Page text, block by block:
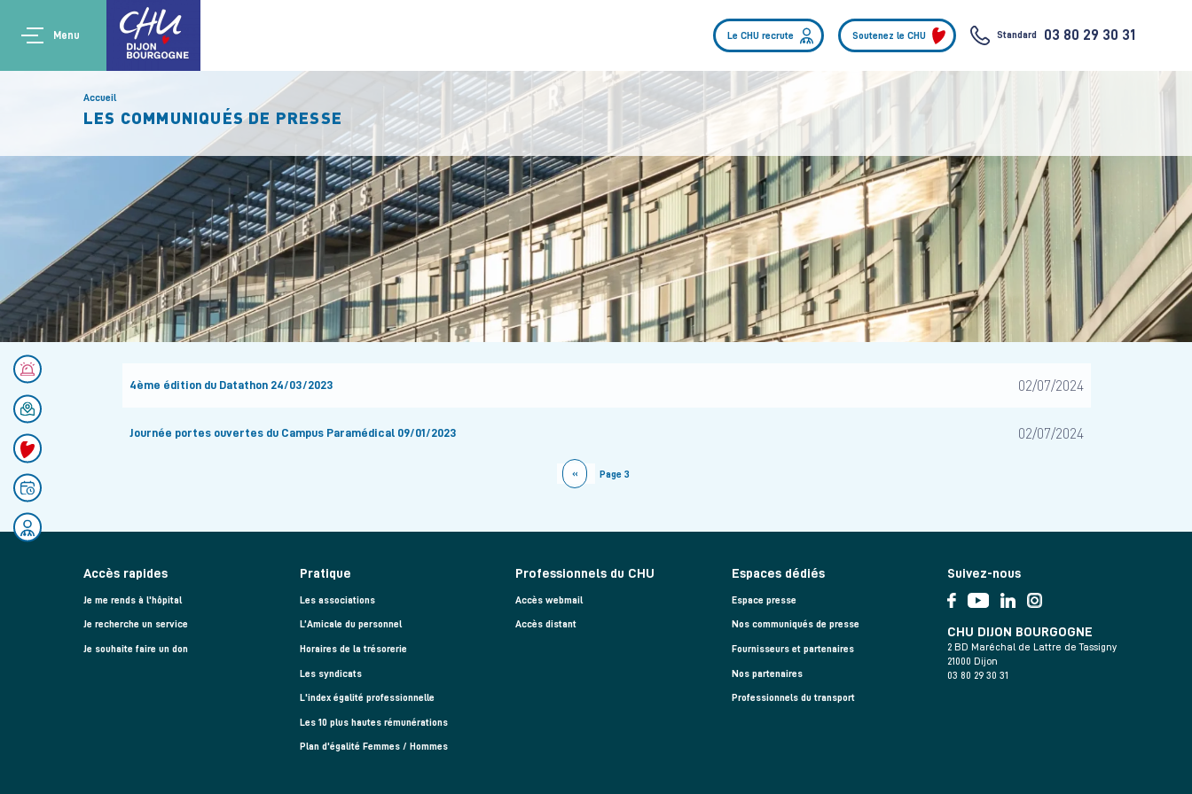
Aller au contenu principal
Main navigation
Menu Le CHU recrute Soutenez le CHU Standard 03 80 29 30 31
Accueil
LES COMMUNIQUÉS DE PRESSE
4ème édition du Datathon 24/03/2023 02/07/2024
Journée portes ouvertes du Campus Paramédical 09/01/2023 02/07/2024
Page précédente
‹‹ Page 3
Accès rapides
Je me rends à l'hôpital
Je recherche un service
Je souhaite faire un don
Pratique
Les associations
L’Amicale du personnel
Horaires de la trésorerie
Les syndicats
L'index égalité professionnelle
Les 10 plus hautes rémunérations
Plan d'égalité Femmes / Hommes
Professionnels du CHU
Accès webmail
Accès distant
Espaces dédiés
Espace presse
Nos communiqués de presse
Fournisseurs et partenaires
Nos partenaires
Professionnels du transport
Suivez-nous
CHU DIJON BOURGOGNE
2 BD Maréchal de Lattre de Tassigny
21000 Dijon
03 80 29 30 31
Panneau de gestion des cookies